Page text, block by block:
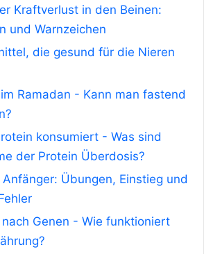
Kraftverlust in den Beinen:
und Warnzeichen
die gesund für die Nieren
Ramadan - Kann man fastend
konsumiert - Was sind
der Protein Überdosis?
Übungen, Einstieg und
Genen - Wie funktioniert